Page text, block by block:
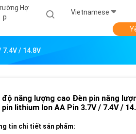
Hợ
P
Vietnamese
7.4V / 14.8V
độ năng lượng cao Đèn pin năng
lithium Ion AA Pin 3.7V / 7.4V /
tin chi tiết sản phẩm: